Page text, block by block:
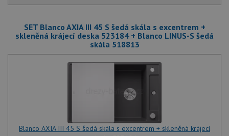
SET Blanco AXIA III 45 S šedá skála s excentrem +
skleněná krájecí deska 523184 + Blanco LINUS-S šedá
skála 518813
Blanco AXIA III 45 S šedá skála s excentrem + skleněná krájecí